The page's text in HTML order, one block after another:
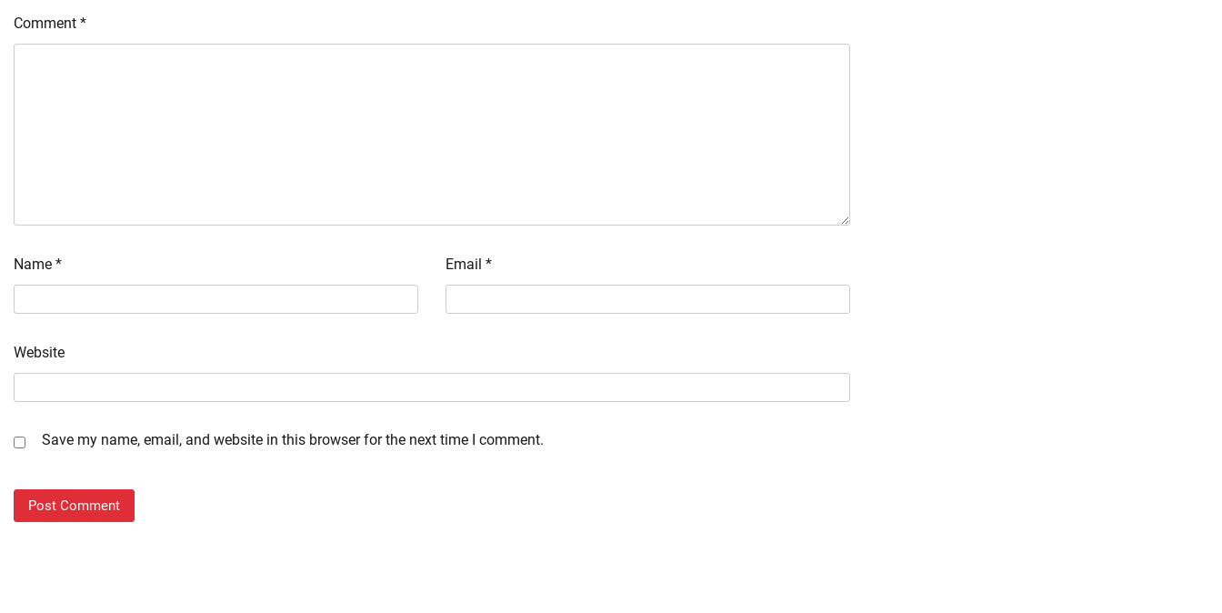
Comment *
Name * Email *
Website
Save my name, email, and website in this browser for the next time I comment.